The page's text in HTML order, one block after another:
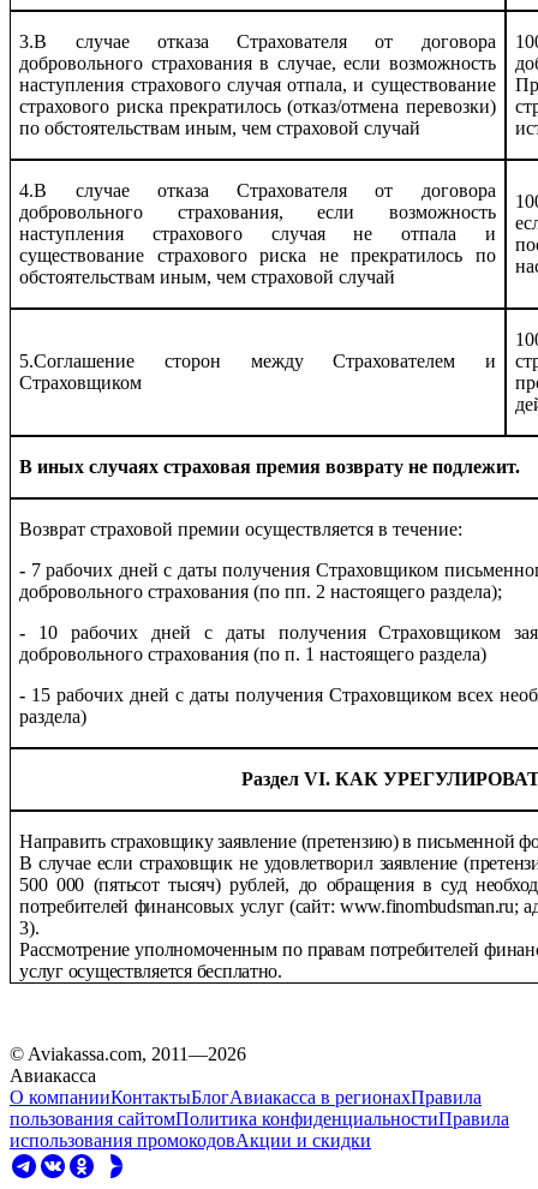
3.В случае отказа Страхователя от договора
добровольного страхования в случае, если возможность
наступления страхового случая отпала, и существование
страхового риска прекратилось (отказ/отмена перевозки)
по обстоятельствам иным, чем страховой случай
4.В случае отказа Страхователя от договора
добровольного страхования, если возможность
наступления страхового случая не отпала и
существование страхового риска не прекратилось по
обстоятельствам иным, чем страховой случай
5.Соглашение сторон между Страхователем и
Страховщиком
В иных случаях страховая премия возврату не подлежит.
Возврат страховой премии осуществляется в течение:
- 7 рабочих дней с даты получения Страховщиком
добровольного страхования (по пп. 2 настоящего раздела);
- 10 рабочих дней с даты получения Страховщиком
добровольного страхования(по п. 1 настоящего раздела)
- 15 рабочих дней с даты получения Страховщиком всех
раздела)
Раздел VI. КАК
Направить страховщику заявление (претензию) в письменной
В случае если страховщик не удовлетворил заявление
500 000 (пятьсот тысяч) рублей, до обращения в суд
потребителей финансовых услуг (сайт: www.finombudsman.ru;
3).
Рассмотрение уполномоченным по правам потребителей
услуг осуществляется бесплатно.
© Aviakassa.com, 2011—2026
Авиакасса
О компанииКонтактыБлогАвиакасса в регионахПравила
пользования сайтомПолитика конфиденциальностиПравила
использования промокодовАкции и скидки